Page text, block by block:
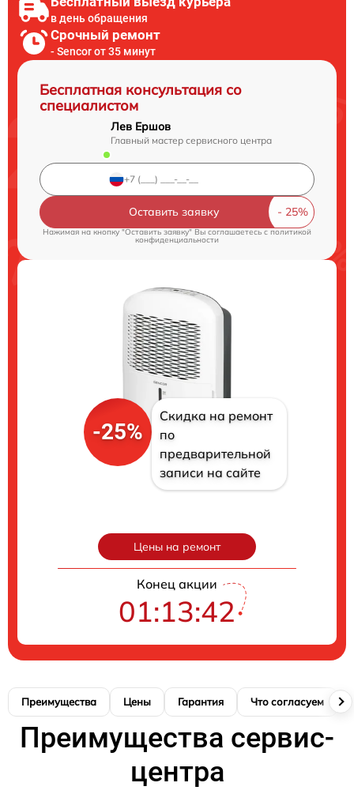
в день обращения
Срочный ремонт
- Sencor от 35 минут
Бесплатная консультация со
специалистом
Лев Ершов
Главный мастер сервисного центра
Оставить заявку
Нажимая на кнопку "Оставить заявку" Вы соглашаетесь cполитикой
конфиденциальности
-25%
Скидка на ремонт
по
предварительной
записи на сайте
Цены на ремонт
Конец акции
01:13:41
Преимущества Цены Гарантия Что согласуем
Преимущества сервис-
центра